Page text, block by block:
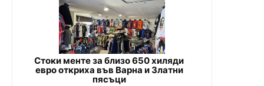
Стоки менте за близо 650 хиляди
евро откриха във Варна и Златни
пясъци